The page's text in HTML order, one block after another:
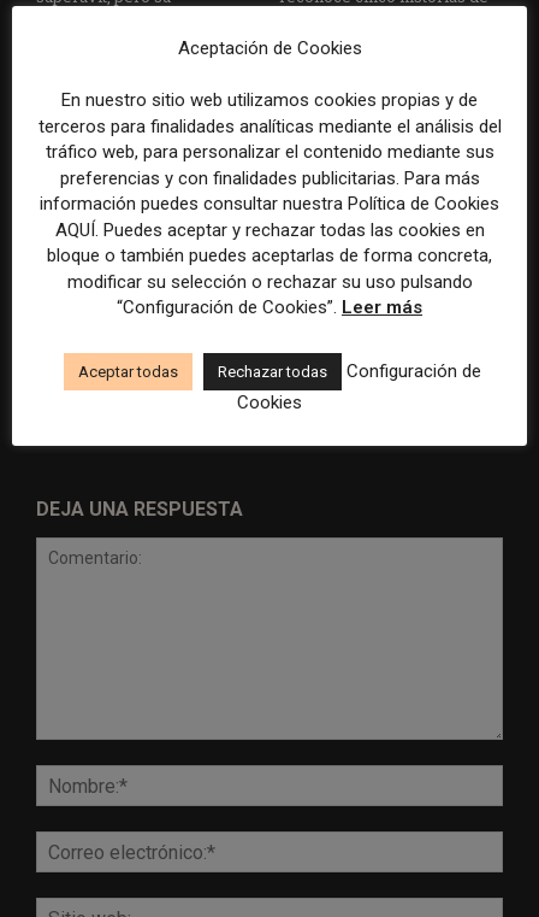
sobre el poder, la memoria y
Radio Televisión Madrid
establece un sistema de
inteligencia artificial
ADEPA crea un premio
especial para la mejor
Mundial 2026
DEJA UNA RESPUESTA
Aceptación de Cookies
En nuestro sitio web utilizamos cookies propias y de
terceros para finalidades analíticas mediante el análisis del
tráfico web, para personalizar el contenido mediante sus
preferencias y con finalidades publicitarias. Para más
información puedes consultar nuestra Política de Cookies
AQUÍ. Puedes aceptar y rechazar todas las cookies en
bloque o también puedes aceptarlas de forma concreta,
modificar su selección o rechazar su uso pulsando
“Configuración de Cookies”. Leer más
Aceptar todas Rechazar todas
Configuración de
Cookies